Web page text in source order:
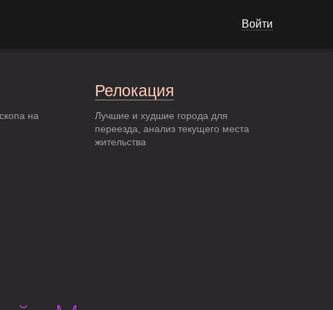
Войти
на
Релокация
Лучшие и худшие города для
переезда, анализ текущего места
жительства